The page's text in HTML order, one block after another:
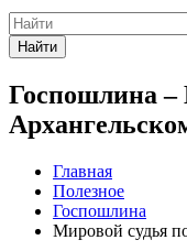
Найти
Госпошлина –
Главная
Полезное
Госпошлина
Мировой судья